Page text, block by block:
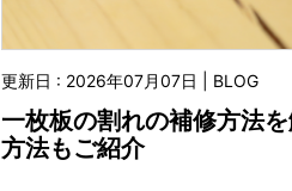
更新日 : 2026年07月07日 | BLOG
一枚板の割れの補修方法
方法もご紹介